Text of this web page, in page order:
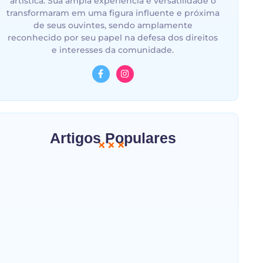
transformaram em uma figura influente e próxima
de seus ouvintes, sendo amplamente
reconhecido por seu papel na defesa dos direitos
e interesses da comunidade.
Artigos Populares